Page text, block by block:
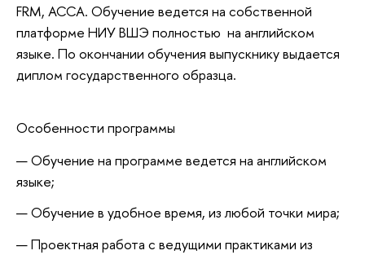
FRM, ACCA. Обучение ведется на собственной
платформе НИУ ВШЭ полностью на английском
языке. По окончании обучения выпускнику выдается
диплом государственного образца.
Особенности программы
Обучение на программе ведется на английском
языке;
Обучение в удобное время, из любой точки мира;
Проектная работа с ведущими практиками из